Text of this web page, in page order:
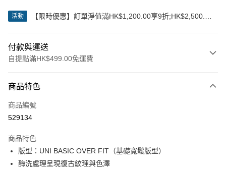
活動
【限時優惠】訂單淨值滿HK$1,200.00享9折;HK$2,500.00
付款與運送
自提點滿HK$499.00免運費
信用卡
Apple Pay
AlipayHK
WeChat Pay
商品特色
商品編號
529134
商品特色
版型：UNI BASIC OVER FIT（基礎寬鬆版型）
酶洗處理呈現復古紋理與色澤